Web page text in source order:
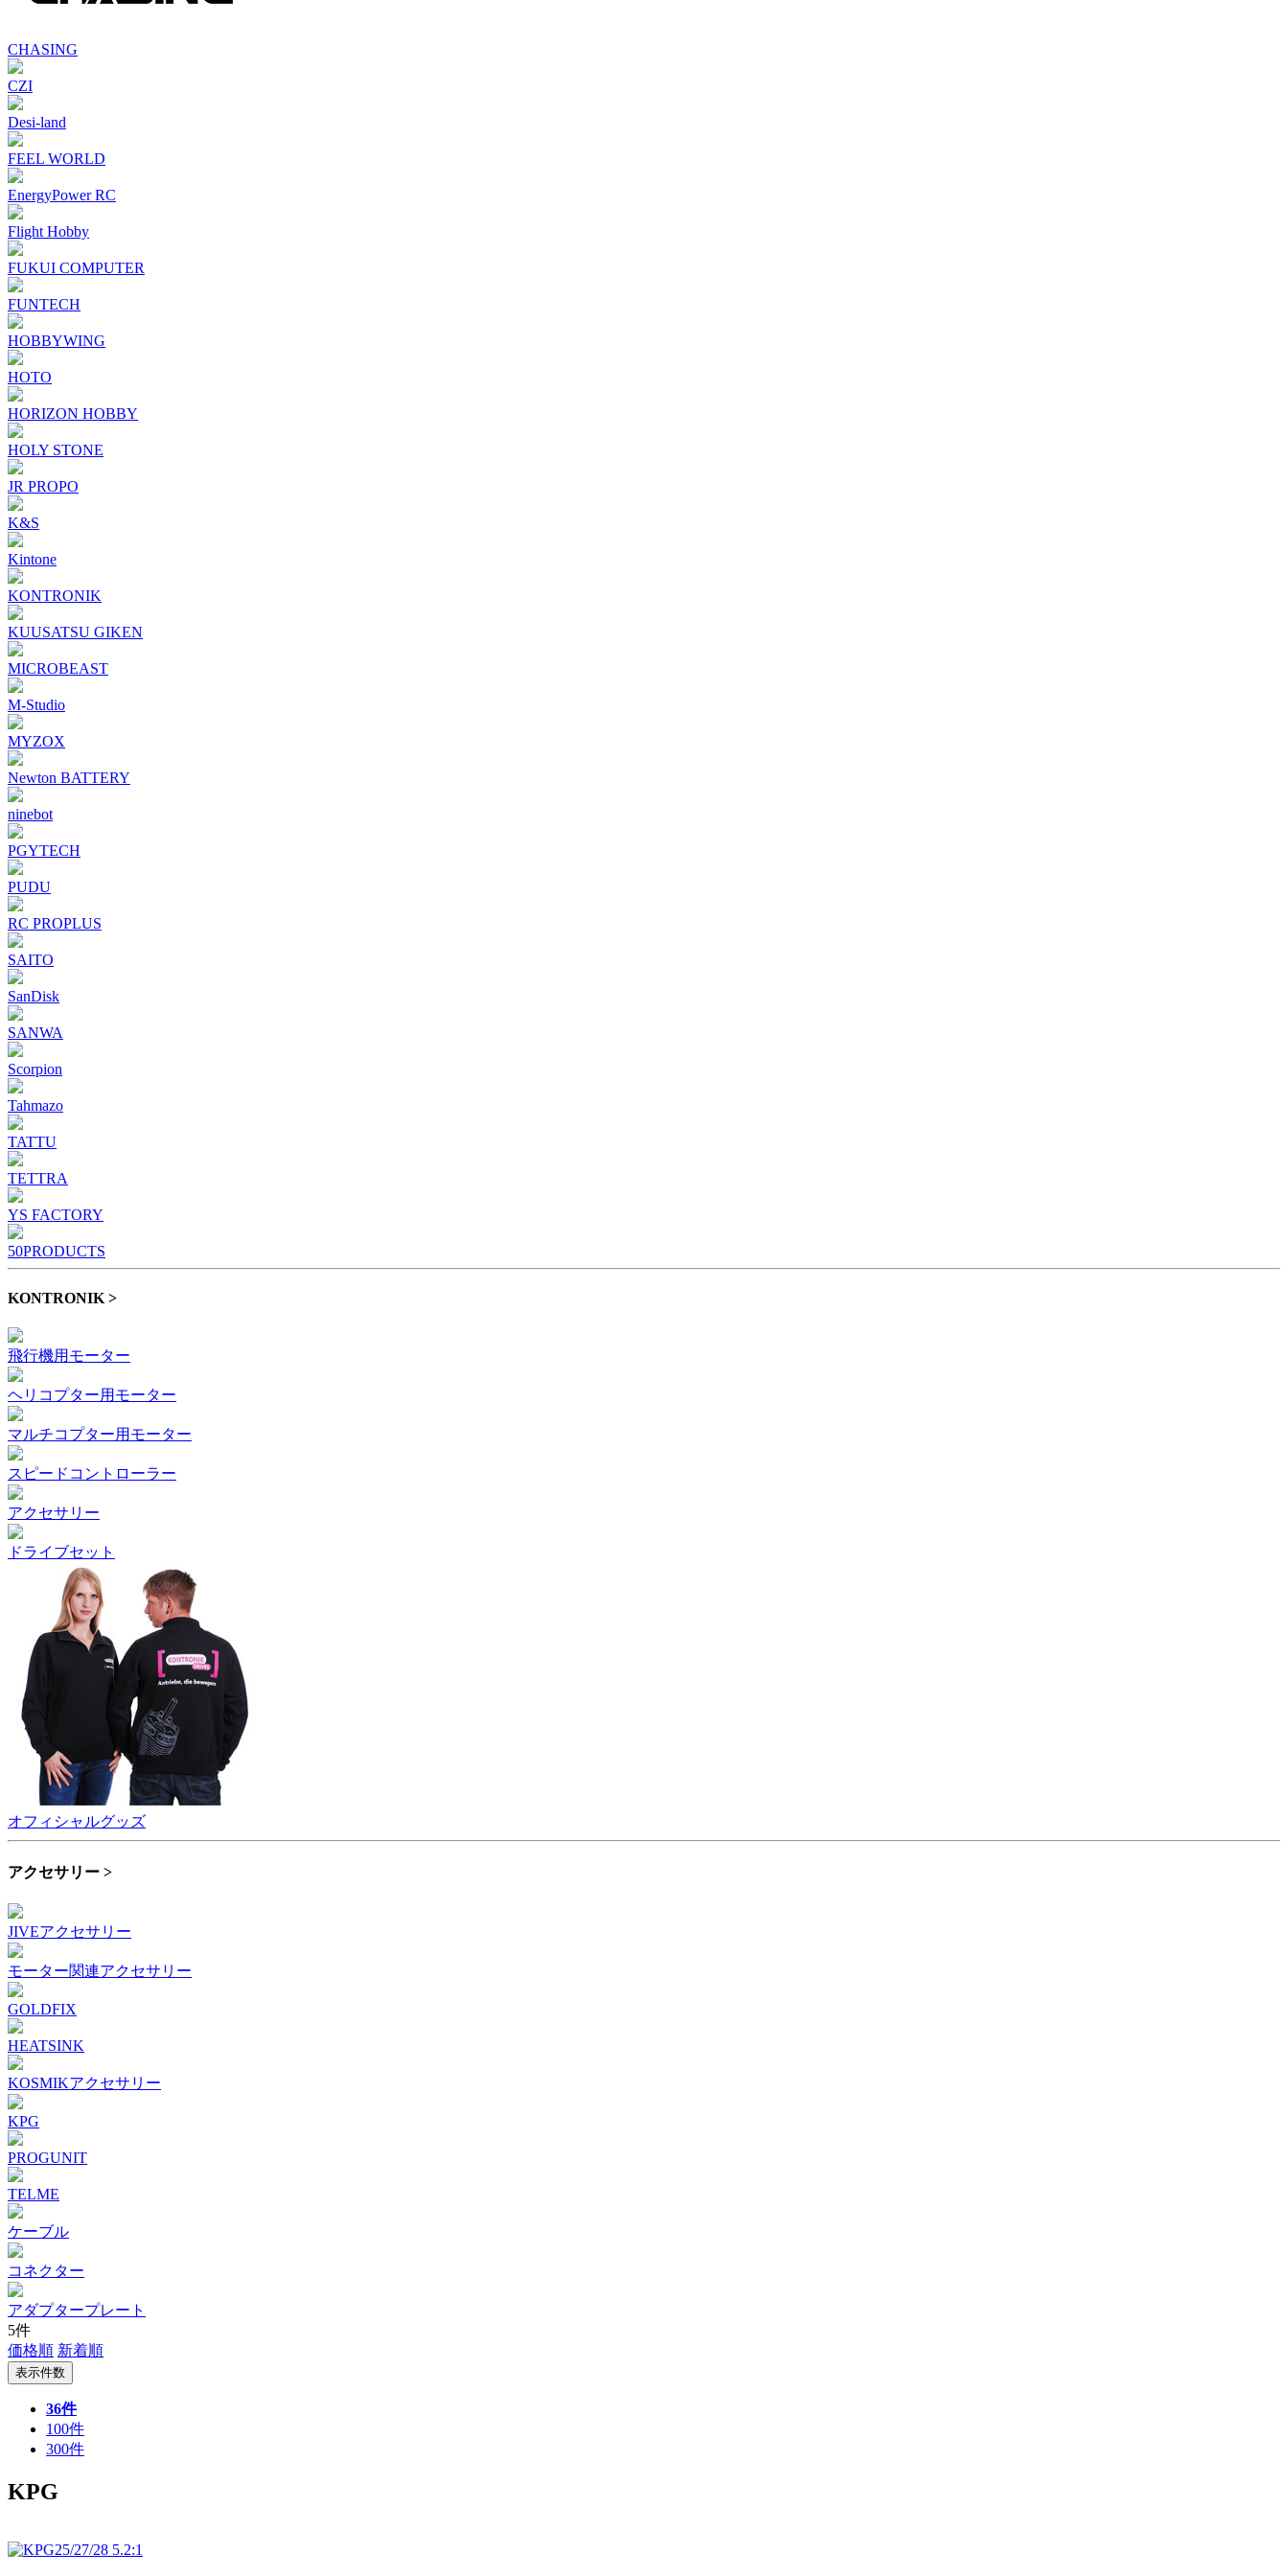
CHASING
CZI
Desi-land
FEEL WORLD
EnergyPower RC
Flight Hobby
FUKUI COMPUTER
FUNTECH
HOBBYWING
HOTO
HORIZON HOBBY
HOLY STONE
JR PROPO
K&S
Kintone
KONTRONIK
KUUSATSU GIKEN
MICROBEAST
M-Studio
MYZOX
Newton BATTERY
ninebot
PGYTECH
PUDU
RC PROPLUS
SAITO
SanDisk
SANWA
Scorpion
Tahmazo
TATTU
TETTRA
YS FACTORY
50PRODUCTS
KONTRONIK >
飛行機用モーター
ヘリコプター用モーター
マルチコプター用モーター
スピードコントローラー
アクセサリー
ドライブセット
オフィシャルグッズ
アクセサリー >
JIVEアクセサリー
モーター関連アクセサリー
GOLDFIX
HEATSINK
KOSMIKアクセサリー
KPG
PROGUNIT
TELME
ケーブル
コネクター
アダプタープレート
5件
価格順 新着順
表示件数
36件
100件
300件
KPG